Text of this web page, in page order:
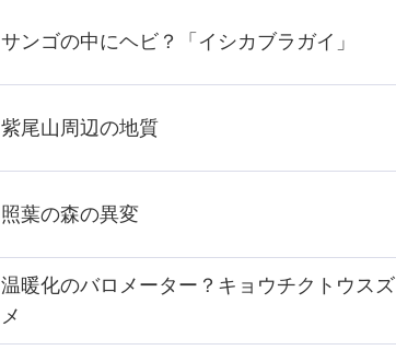
サンゴの中にヘビ？「イシカブラガイ」
紫尾山周辺の地質
照葉の森の異変
温暖化のバロメーター？キョウチクトウスズ
メ